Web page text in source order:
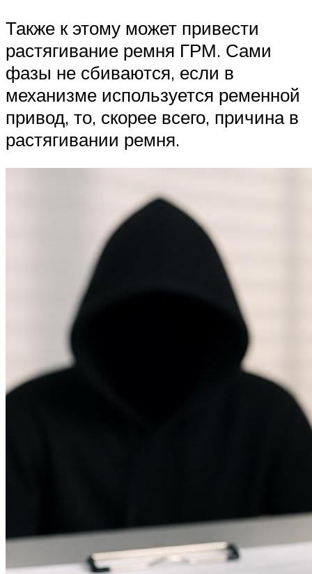
Также к этому может привести
растягивание ремня ГРМ. Сами
фазы не сбиваются, если в
механизме используется ременной
привод, то, скорее всего, причина в
растягивании ремня.